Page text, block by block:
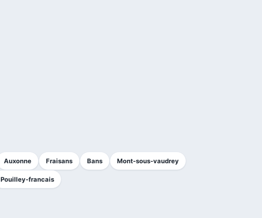
Auxonne Fraisans Bans Mont-sous-vaudrey
Pouilley-francais